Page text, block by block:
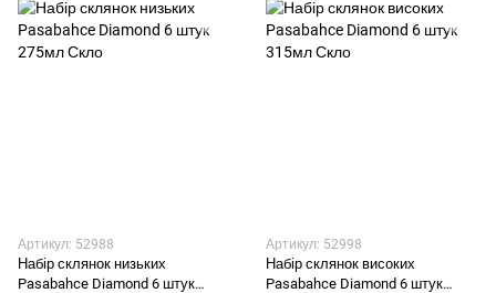
Артикул: 52988
Набір склянок низьких
Pasabahce Diamond 6 штук
Артикул: 52998
Набір склянок високих
Pasabahce Diamond 6 штук